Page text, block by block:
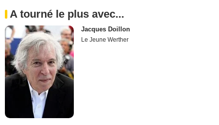
A tourné le plus avec...
Jacques Doillon
Le Jeune Werther